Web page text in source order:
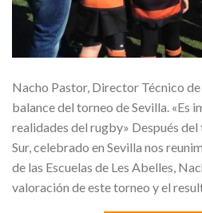
Nacho Pastor, Director Técnico de
balance del torneo de Sevilla. «Es
realidades del rugby» Después
Sur, celebrado en Sevilla nos
de las Escuelas de Les Abelles,
valoración de este torneo y el